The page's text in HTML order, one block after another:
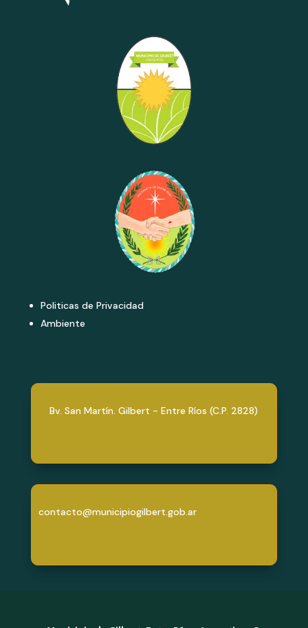
Politicas de Privacidad
Ambiente
Bv. San Martín. Gilbert - Entre Ríos (C.P. 2828)
contacto@municipiogilbert.gob.ar